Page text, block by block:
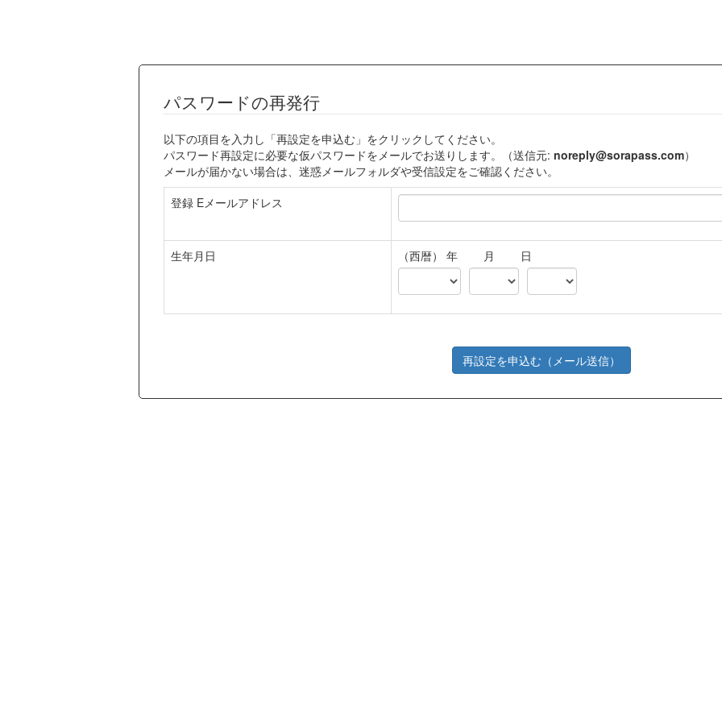
パスワードの再発行
以下の項目を入力し「再設定を申込む」をクリックしてください。
パスワード再設定に必要な仮パスワードをメールでお送りします。（送信元: noreply@sorapass.com）
メールが届かない場合は、迷惑メールフォルダや受信設定をご確認ください。
登録 Eメールアドレス
生年月日 （西暦） 年 月 日
再設定を申込む（メール送信）